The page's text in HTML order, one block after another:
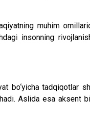
muhim
insonning
bo‘yicha tadqiqotlar
Aslida esa aksent